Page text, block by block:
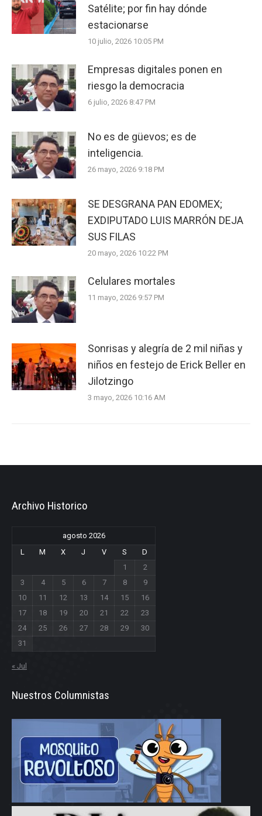
Satélite; por fin hay dónde
estacionarse
10 julio, 2026 10:05 PM
Empresas digitales ponen en
riesgo la democracia
6 julio, 2026 8:47 PM
No es de güevos; es de
inteligencia.
26 mayo, 2026 9:18 PM
SE DESGRANA PAN EDOMEX;
EXDIPUTADO LUIS MARRÓN DEJA
SUS FILAS
20 mayo, 2026 10:22 PM
Celulares mortales
11 mayo, 2026 9:57 PM
Sonrisas y alegría de 2 mil niñas y
niños en festejo de Erick Beller en
Jilotzingo
3 mayo, 2026 10:16 AM
Archivo Historico
agosto 2026
L
M X J V S
D
1
2
3
4 5 6 7 8
9
10
11 12 13 14 15
16
17
18 19 20 21 22
23
24
25 26 27 28 29
30
31
« Jul
Nuestros Columnistas